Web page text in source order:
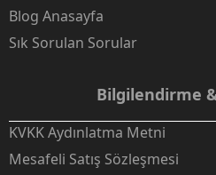
Blog Anasayfa
Sık Sorulan Sorular
Bilgilendirme
KVKK Aydınlatma Metni
Mesafeli Satış Sözleşmesi